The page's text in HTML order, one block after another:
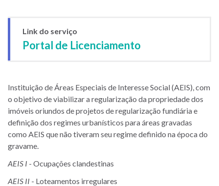
Link do serviço
Portal de Licenciamento
Instituição de Áreas Especiais de Interesse Social (AEIS), com
o objetivo de viabilizar a regularização da propriedade dos
imóveis oriundos de projetos de regularização fundiária e
definição dos regimes urbanísticos para áreas gravadas
como AEIS que não tiveram seu regime definido na época do
gravame.
AEIS I - Ocupações clandestinas
AEIS II - Loteamentos irregulares